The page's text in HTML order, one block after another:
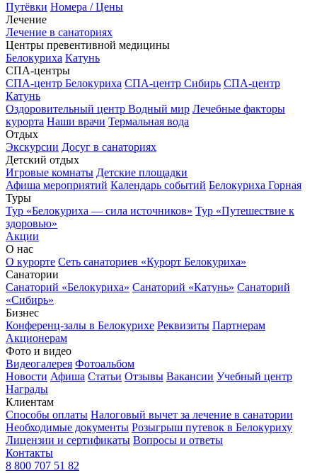
Путёвки Номера / Цены
Лечение
Лечение в санаториях
Центры превентивной медицины
Белокуриха Катунь
СПА-центры
СПА-центр Белокуриха СПА-центр Сибирь СПА-центр
Катунь
Оздоровительный центр Водный мир Лечебные факторы
курорта Наши врачи Термальная вода
Отдых
Экскурсии Досуг в санаториях
Детский отдых
Игровые комнаты Детские площадки
Афиша мероприятий Календарь событий Белокуриха Горная
Туры
Тур «Белокуриха — сила источников» Тур «Путешествие к
здоровью»
Акции
О нас
О курорте Сеть санаториев «Курорт Белокуриха»
Санатории
Санаторий «Белокуриха» Санаторий «Катунь» Санаторий
«Сибирь»
Бизнес
Конференц-залы в Белокурихе Реквизиты Партнерам
Акционерам
Фото и видео
Видеогалерея Фотоальбом
Новости Афиша Статьи Отзывы Вакансии Учебный центр
Награды
Клиентам
Способы оплаты Налоговый вычет за лечение в санатории
Необходимые документы Розыгрыш путевок в Белокуриху
Лицензии и сертификаты Вопросы и ответы
Контакты
8 800 707 51 82